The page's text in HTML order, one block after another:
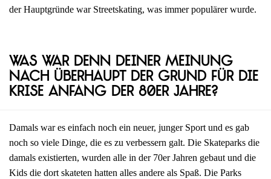
der Hauptgründe war Streetskating, was immer populärer wurde.
Was war denn deiner Meinung
nach überhaupt der Grund für die
Krise Anfang der 80er Jahre?
Damals war es einfach noch ein neuer, junger Sport und es gab
noch so viele Dinge, die es zu verbessern galt. Die Skateparks die
damals existierten, wurden alle in der 70er Jahren gebaut und die
Kids die dort skateten hatten alles andere als Spaß. Die Parks